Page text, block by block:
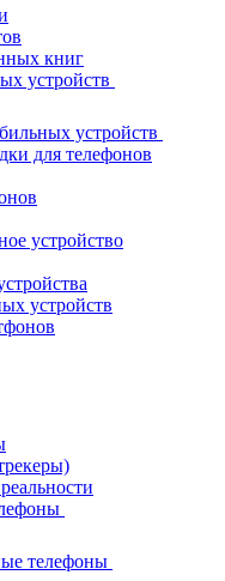
книг
устройств
устройств
для телефонов
устройство
устройств
телефоны